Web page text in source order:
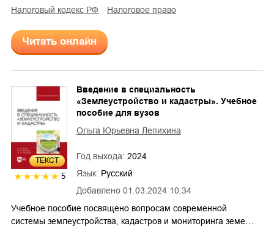
налоговый кодекс РФ
налоговое право
Читать онлайн
ТЕКСТ
5
Добавлено 01.03.2024 10:34
Введение в специальность
«Землеустройство и кадастры». Учебное
пособие для вузов
Ольга Юрьевна Лепихина
Год выхода: 2024
Язык: Русский
Учебное пособие посвящено вопросам современной
системы землеустройства, кадастров и мониторинга земе…